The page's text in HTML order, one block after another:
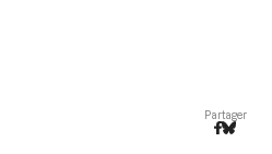
Partager